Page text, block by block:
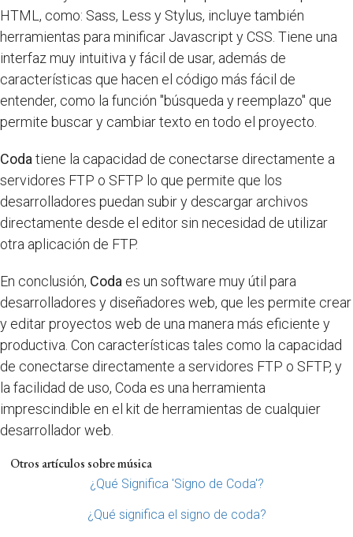
HTML, como: Sass, Less y Stylus, incluye también
herramientas para minificar Javascript y CSS. Tiene una
interfaz muy intuitiva y fácil de usar, además de
características que hacen el código más fácil de
entender, como la función "búsqueda y reemplazo" que
permite buscar y cambiar texto en todo el proyecto.
Coda tiene la capacidad de conectarse directamente a
servidores FTP o SFTP lo que permite que los
desarrolladores puedan subir y descargar archivos
directamente desde el editor sin necesidad de utilizar
otra aplicación de FTP.
En conclusión, Coda es un software muy útil para
desarrolladores y diseñadores web, que les permite crear
y editar proyectos web de una manera más eficiente y
productiva. Con características tales como la capacidad
de conectarse directamente a servidores FTP o SFTP, y
la facilidad de uso, Coda es una herramienta
imprescindible en el kit de herramientas de cualquier
desarrollador web.
Otros artículos sobre música
¿Qué Significa 'Signo de Coda'?
¿Qué significa el signo de coda?